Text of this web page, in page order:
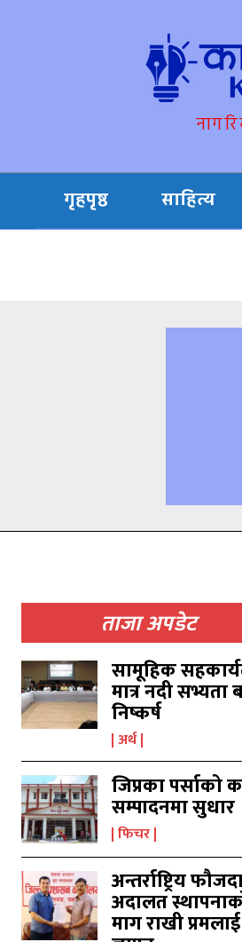
गृहपृष्ठ साहित्य
ताजा अपडेट
सामूहिक
मात्र नदी सभ्यता
निष्कर्ष
अर्थ
जिप्रका पर्साको
सम्पादनमा सुधार
फिचर
अन्तर्राष्ट्रिय
अदालत
माग राखी प्रमलाई